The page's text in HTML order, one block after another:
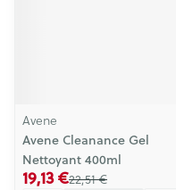
Avene
Avene Cleanance Gel
Nettoyant 400ml
22,51 €
19,13 €